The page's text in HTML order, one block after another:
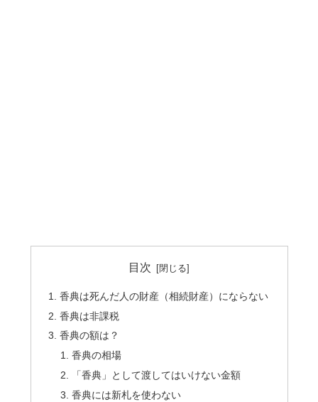
目次
香典は死んだ人の財産（相続財産）にならない
香典は非課税
香典の額は？
香典の相場
「香典」として渡してはいけない金額
香典には新札を使わない